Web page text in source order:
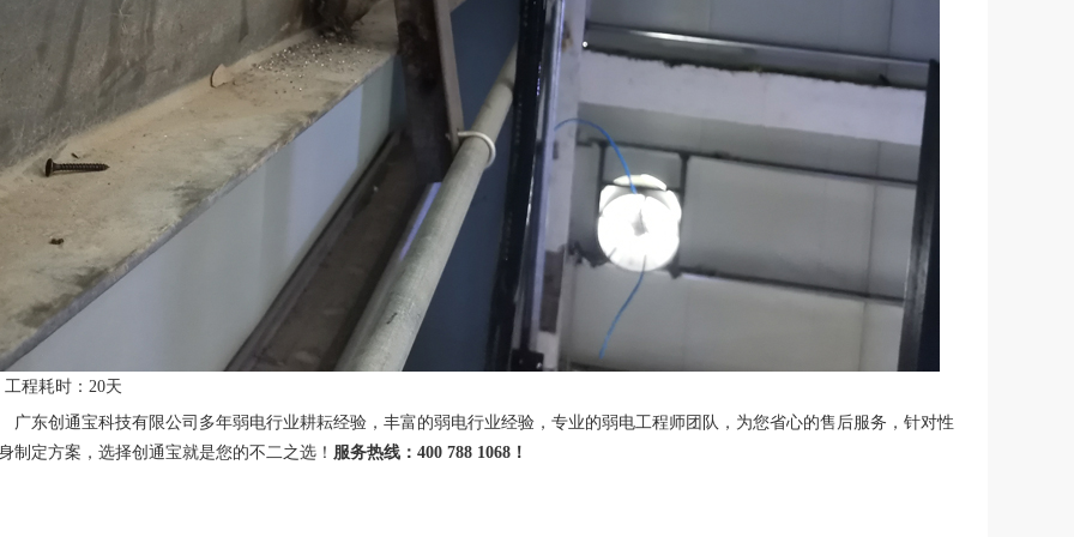
耗时：20天
广东创通宝科技有限公司多年弱电行业耕耘经验，丰富的弱电行业经验，专业的弱电工程师团队，为您省心的售后服务，针对性
制定方案，选择创通宝就是您的不二之选！ 服务热线：400 788 1068！